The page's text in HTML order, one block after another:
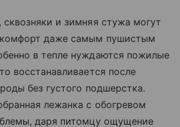
и зимняя стужа могут
даже самым пушистым
в тепле нуждаются пожилые
восстанавливается после
без густого подшерстка.
лежанка с обогревом
даря питомцу ощущение